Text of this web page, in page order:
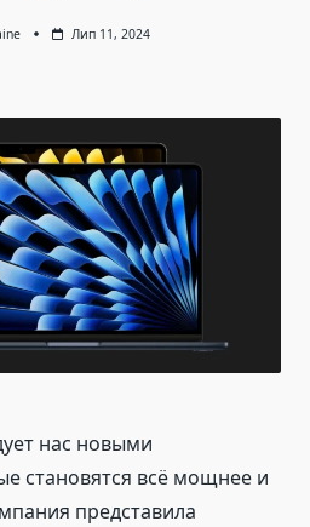
Лип 11, 2024
нас новыми
становятся всё мощнее и
представила